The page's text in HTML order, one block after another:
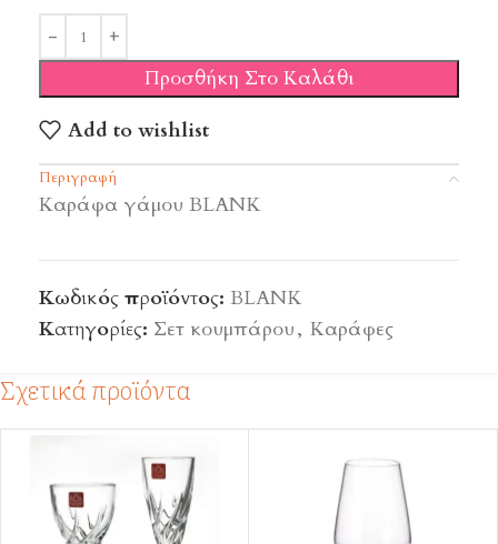
Προσθήκη Στο Καλάθι
Add to wishlist
Περιγραφή
Καράφα γάμου BLANK
Κωδικός προϊόντος: BLANK
Κατηγορίες: Σετ κουμπάρου, Καράφες
Σχετικά προϊόντα